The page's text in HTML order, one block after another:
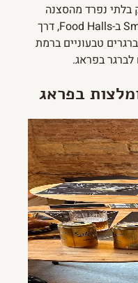
בלתי נפרד מהסצנה
הקולינרית של פראג — מגרסאות Smash ב-Food Halls, דרך
טבעוניים ברמת
לברגר בפראג.